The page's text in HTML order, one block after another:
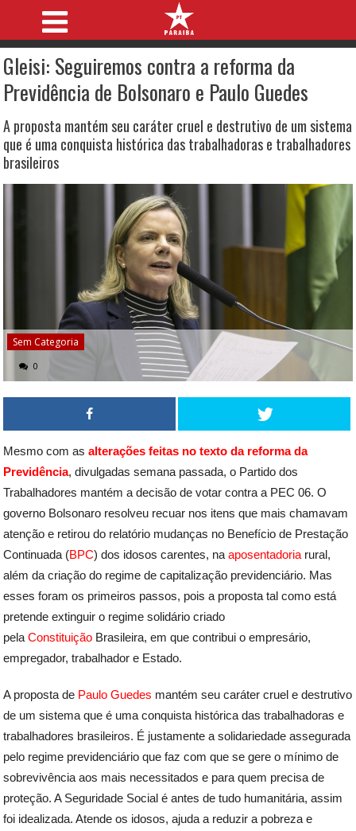
Gleisi: Seguiremos contra a reforma da
Previdência de Bolsonaro e Paulo Guedes
A proposta mantém seu caráter cruel e destrutivo de um sistema
que é uma conquista histórica das trabalhadoras e trabalhadores
brasileiros
Sem Categoria
0
Mesmo com asalterações feitas no texto da reforma da
Previdência, divulgadas semana passada, o Partido dos
Trabalhadores mantém a decisão de votar contra a PEC 06. O
governo Bolsonaro resolveu recuar nos itens que mais chamavam
atenção e retirou do relatório mudanças no Benefício de Prestação
Continuada (BPC) dos idosos carentes, naaposentadoria rural,
além da criação do regime de capitalização previdenciário. Mas
esses foram os primeiros passos, pois a proposta tal como está
pretende extinguir o regime solidário criado
pelaConstituição Brasileira, em que contribui o empresário,
empregador, trabalhador e Estado.
A proposta de Paulo Guedes mantém seu caráter cruel e destrutivo
de um sistema que é uma conquista histórica das trabalhadoras e
trabalhadores brasileiros. É justamente a solidariedade assegurada
pelo regime previdenciário que faz com que se gere o mínimo de
sobrevivência aos mais necessitados e para quem precisa de
proteção. A Seguridade Social é antes de tudo humanitária, assim
foi idealizada. Atende os idosos, ajuda a reduzir a pobreza e